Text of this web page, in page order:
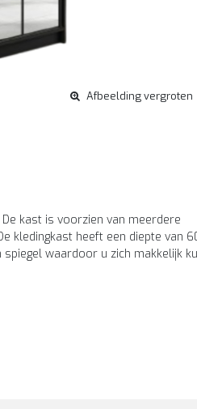
Afbeelding vergroten
kast is voorzien van meerdere
kledingkast heeft een diepte van
waardoor u zich makkelijk